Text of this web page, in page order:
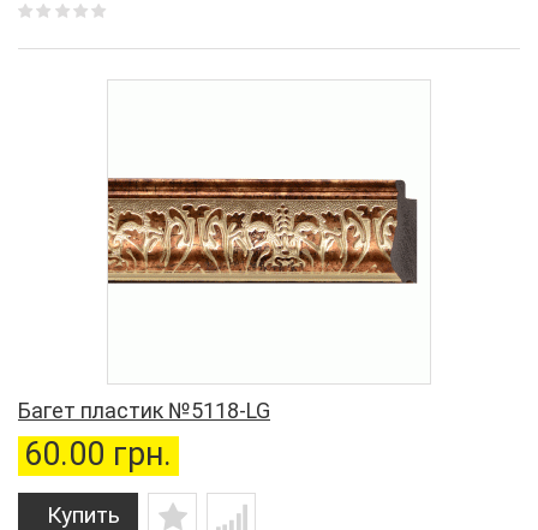
Багет пластик №5118-LG
60.00 грн.
Купить